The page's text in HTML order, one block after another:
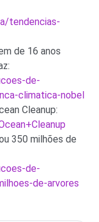
tendencias-
de 16 anos
de-
climatica-nobel
Cleanup:
350 milhões de
de-
de-arvores